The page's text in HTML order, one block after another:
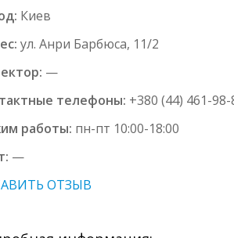
Киев
ул. Анри Барбюса, 11/2
—
телефоны: +380 (44) 461-98-
работы: пн-пт 10:00-18:00
—
ОТЗЫВ